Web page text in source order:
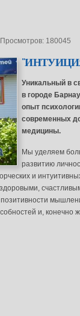
Просмотров: 180045
"
Уникальный в
в городе
опыт
современных
медицины.
Мы уделяем
развитию
и
и,